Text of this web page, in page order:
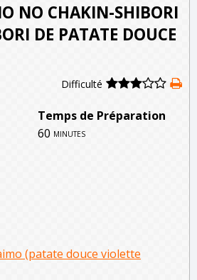
NO CHAKIN-SHIBORI
DE PATATE DOUCE
Difficulté
Temps de Préparation
60 minutes
(patate douce violette